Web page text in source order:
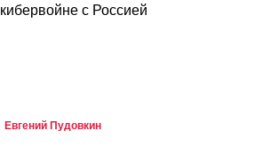
кибервойне с Россией
Евгений Пудовкин